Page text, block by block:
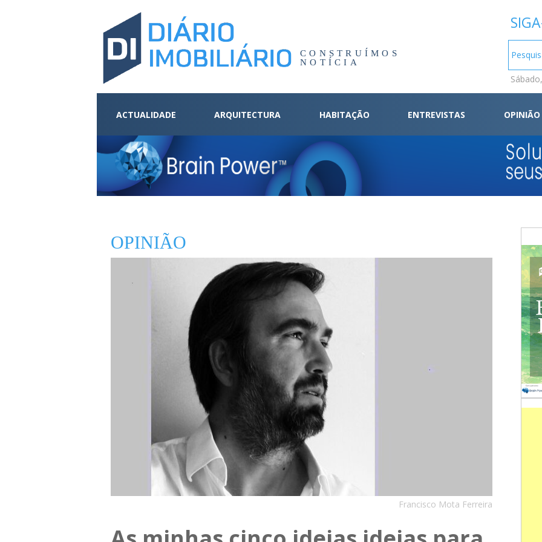
CONSTRUÍMOS
NOTÍCIA
ACTUALIDADE ARQUITECTURA HABITAÇÃO ENTREVISTAS OPINIÃO
OPINIÃO
Francisco Mota Ferreira